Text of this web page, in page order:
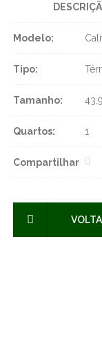
Modelo:
Tipo:
Tamanho:
Quartos: 1
Compartilhar